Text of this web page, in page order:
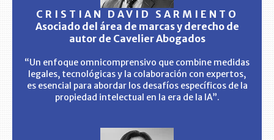
CRISTIAN DAVID SARMIENTO
Asociado del área de marcas y derecho de
autor de Cavelier Abogados
“Un enfoque omnicomprensivo que combine medidas
legales, tecnológicas y la colaboración con expertos,
es esencial para abordar los desafíos específicos de la
propiedad intelectual en la era de la IA”.